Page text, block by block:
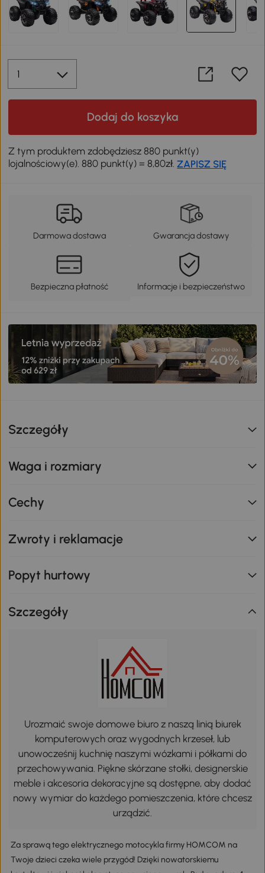
Dodaj do koszyka
Z tym produktem zdobędziesz 880 punkt(y)
lojalnościowy(e). 880 punkt(y) = 8,80zł.ZAPISZ SIĘ
Darmowa dostawa Gwarancja dostawy
Bezpieczna płatność Informacje i bezpieczeństwo
Szczegóły
Waga i rozmiary
Cechy
Zwroty i reklamacje
Popyt hurtowy
Szczegóły
Urozmaić swoje domowe biuro z naszą linią biurek
komputerowych oraz wygodnych krzeseł, lub
unowocześnij kuchnię naszymi wózkami i półkami do
przechowywania. Piękne skórzane stołki, designerskie
meble i akcesoria dekoracyjne są dostępne, aby dodać
nowy wymiar do każdego pomieszczenia, które chcesz
urządzić.
Za sprawą tego elektrycznego motocykla firmy HOMCOM na
Twoje dzieci czeka wiele przygód! Dzięki nowatorskiemu